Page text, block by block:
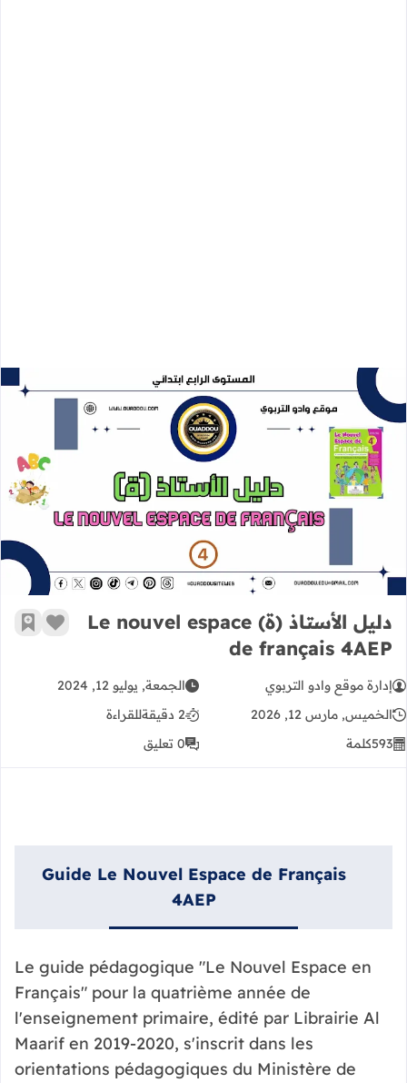
دليل الأستاذ (ة) Le nouvel espace de français 4AEP
دليل الأستاذ (ة) Le nouvel espace
de français 4AEP
زر أضف
إدارة موقع وادو التربوي
الجمعة, يوليو 12, 2024
الخميس, مارس 12, 2026
2 دقيقة
للقراءة
593كلمة 0 تعليق
Guide Le Nouvel Espace de Français
4AEP
Le guide pédagogique "Le Nouvel Espace en
Français" pour la quatrième année de
l'enseignement primaire, édité par Librairie Al
Maarif en 2019-2020, s'inscrit dans les
orientations pédagogiques du Ministère de